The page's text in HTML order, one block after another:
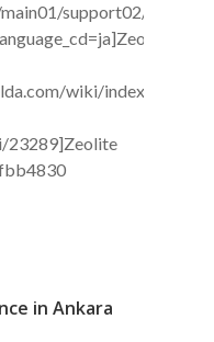
support02/?
wiki/index.php/
23289]Zeolite
in Ankara